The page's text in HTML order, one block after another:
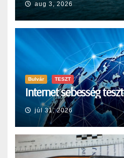
aug 3, 2026
Bulvár TESZT
Internet sebesség teszt
júl 31, 2026